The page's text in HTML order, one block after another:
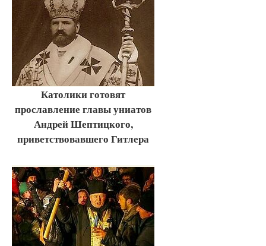
Католики готовят
прославление главы униатов
Андрей Шептицкого,
приветствовавшего Гитлера